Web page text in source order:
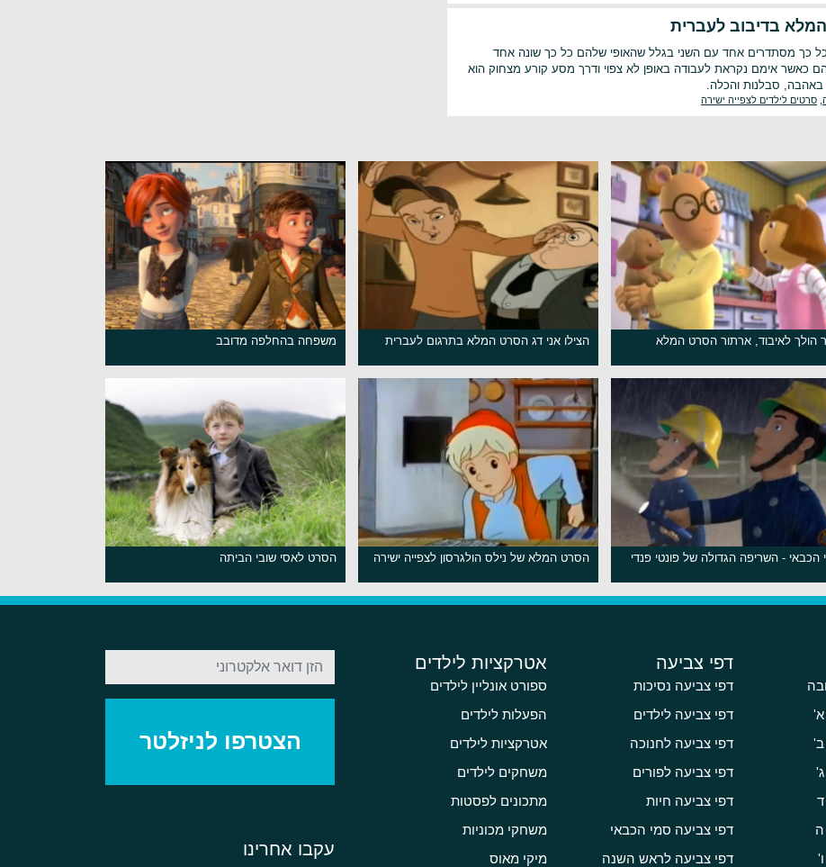
בדיבוב לעברית
כל כך מסתדרים אחד עם השני בגלל שהאופי שלהם כל כך שונה אחד
כאשר אימם נקראת לעבודה באופן לא צפוי ודרך מסע קורע מצחוק הוא
סבלנות והכלה.
סרטים לילדים לצפייה ישירה
הולך לאיבוד, ארתור הסרט המלא הצילו אני דג הסרט המלא בתרגום לעברית משפחה בהחלפה מדובב
הכבאי - השריפה הגדולה של פונטי פנדי הסרט המלא של נילס הולגרסון לצפייה ישירה הסרט לאסי שובי הביתה
א'
ב'
ה
דפי צביעה
דפי צביעה נסיכות
דפי צביעה לילדים
דפי צביעה לחנוכה
דפי צביעה לפורים
דפי צביעה חיות
דפי צביעה סמי הכבאי
דפי צביעה לראש השנה
אטרקציות לילדים
ספורט אונליין לילדים
הפעלות לילדים
אטרקציות לילדים
משחקים לילדים
מתכונים לפסטות
משחקי מכוניות
מיקי מאוס
עקבו אחרינו